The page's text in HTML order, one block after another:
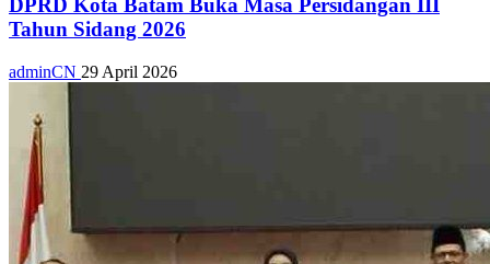
DPRD Kota Batam Buka Masa Persidangan III
Tahun Sidang 2026
adminCN 29 April 2026